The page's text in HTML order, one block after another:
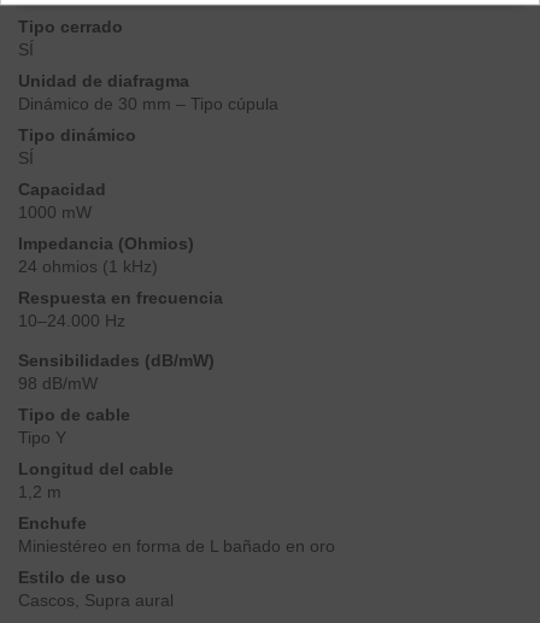
Tipo cerrado
SÍ
Unidad de diafragma
Dinámico de 30 mm – Tipo cúpula
Tipo dinámico
SÍ
Capacidad
1000 mW
Impedancia (Ohmios)
24 ohmios (1 kHz)
Respuesta en frecuencia
10–24.000 Hz
Sensibilidades (dB/mW)
98 dB/mW
Tipo de cable
Tipo Y
Longitud del cable
1,2 m
Enchufe
Miniestéreo en forma de L bañado en oro
Estilo de uso
Cascos, Supra aural